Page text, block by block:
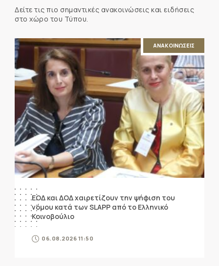
Δείτε τις πιο σημαντικές ανακοινώσεις και ειδήσεις
στο χώρο του Τύπου.
ΑΝΑΚΟΙΝΩΣΕΙΣ
ΕΟΔ και ΔΟΔ χαιρετίζουν την ψήφιση του
νόμου κατά των SLAPP από το Ελληνικό
Κοινοβούλιο
06.08.2026 11:50